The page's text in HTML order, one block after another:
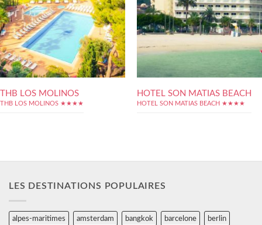
THB LOS MOLINOS
THB LOS MOLINOS ★★★★
HOTEL SON MATIAS BEACH
HOTEL SON MATIAS BEACH ★★★★
LES DESTINATIONS POPULAIRES
alpes-maritimes amsterdam bangkok barcelone berlin